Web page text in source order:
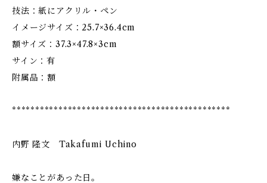
技法：紙にアクリル・ペン
イメージサイズ：25.7×36.4cm
額サイズ：37.3×47.8×3cm
サイン：有
附属品：額
***********************************************
内野 隆文 Takafumi Uchino
嫌なことがあった日。